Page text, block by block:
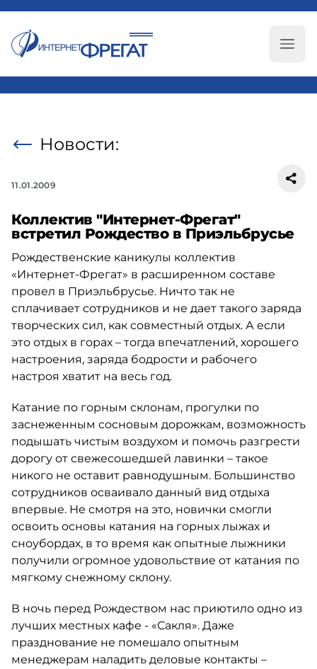
Новости:
11.01.2009
Коллектив "Интернет-Фрегат"
встретил Рождество в Приэльбрусье
Рождественские каникулы коллектив
«Интернет-Фрегат» в расширенном составе
провел в Приэльбрусье. Ничто так не
сплачивает сотрудников и не дает такого заряда
творческих сил, как совместный отдых. А если
это отдых в горах – тогда впечатлений, хорошего
настроения, заряда бодрости и рабочего
настроя хватит на весь год.
Катание по горным склонам, прогулки по
заснеженным сосновым дорожкам, возможность
подышать чистым воздухом и помочь разгрести
дорогу от свежесошедшей лавинки – такое
никого не оставит равнодушным. Большинство
сотрудников осваивало данный вид отдыха
впервые. Не смотря на это, новички смогли
освоить основы катания на горных лыжах и
сноубордах, в то время как опытные лыжники
получили огромное удовольствие от катания по
мягкому снежному склону.
В ночь перед Рождеством нас приютило одно из
лучших местных кафе - «Сакля». Даже
празднование не помешало опытным
менеджерам наладить деловые контакты –